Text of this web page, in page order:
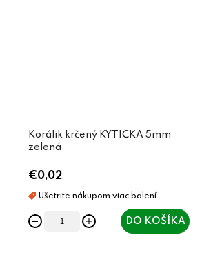
Korálik krčený KYTIČKA 5mm
zelená
€0,02
DO KOŠÍKA